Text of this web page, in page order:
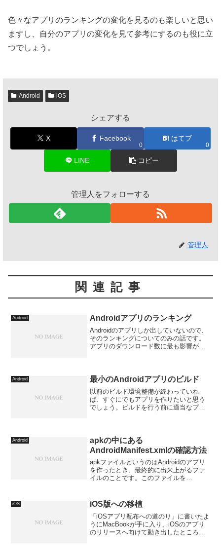
色々なアプリのランキングの変化を見るのも楽しいと思い
ますし、自分のアプリの変化を見て参考にするのも役に立
つでしょう。
Android iOS
シェアする
X Facebook
0
はてブ
0
LINE コピー
管理人をフォローする
管理人
関連記事
Android Androidアプリのランキング
Androidのアプリしか出していないので、
そのランキングについてのみの話です。
アプリのダウンロード数に最も影響があ
ないのであまりよ...
Android 最小のAndroidアプリのビルド
以前のビルド環境整備が終わっていれ
ば、すぐにでもアプリを作りたいと思う
でしょう。ビルドを行う前に適当なプロ
ビルドして端末でアプリを動...
Android
apkの中にある
AndroidManifest.xmlの確認方法
apkファイルというのはAndroidのアプリ
を作ったとき、最終的に出来上がるファ
イルのことです。このファイルを
プリのプログラム、画像、音、Andro...
iOS iOS版への移植
「iOSアプリ配布への道のり」に書いたよ
うにMacBookが手に入り、iOSのアプリ
のリリースへ向けて動き出したところで